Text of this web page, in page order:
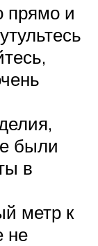
прямо и
были
в
метр к
не